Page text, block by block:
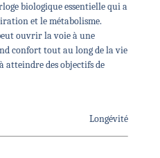
biologique essentielle qui a
et le métabolisme.
ouvrir la voie à une
confort tout au long de la vie
atteindre des objectifs de
Longévité